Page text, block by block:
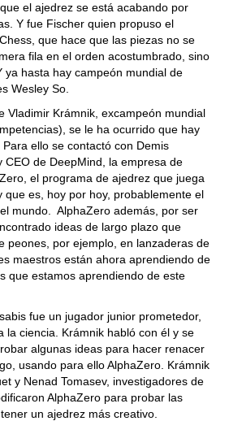
el ajedrez se está acabando por
Y fue Fischer quien propuso el
que hace que las piezas no se
fila en el orden acostumbrado, sino
ya hasta hay campeón mundial de
Wesley So.
Vladimir Krámnik, excampeón mundial
se le ha ocurrido que hay
Para ello se contactó con Demis
CEO de DeepMind, la empresa de
el programa de ajedrez que juega
que es, hoy por hoy, probablemente el
mundo. AlphaZero además, por ser
ideas de largo plazo que
peones, por ejemplo, en lanzaderas de
maestros están ahora aprendiendo de
que estamos aprendiendo de este
fue un jugador junior prometedor,
la ciencia. Krámnik habló con él y se
algunas ideas para hacer renacer
usando para ello AlphaZero. Krámnik
y Nenad Tomasev, investigadores de
AlphaZero para probar las
un ajedrez más creativo.